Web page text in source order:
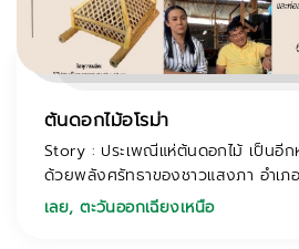
ต้นดอกไม้อโรม่า
Story : ประเพณีแห่ต้นดอกไม้ เป็นอี
ด้วยพลังศรัทธาของชาวแสงภา อำเภ
เลย,ตะวันออกเฉียงเหนือ